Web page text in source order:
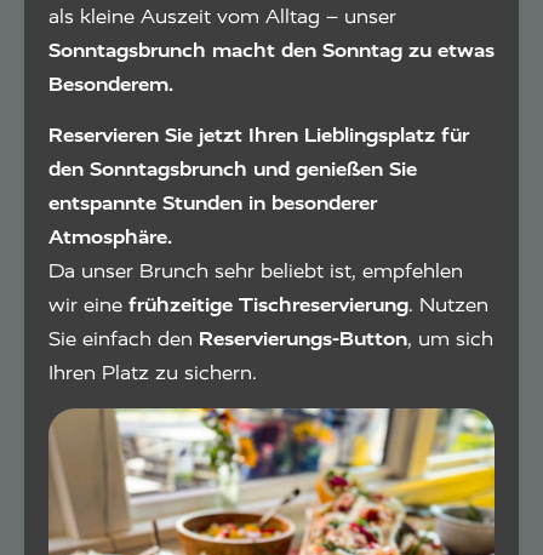
als kleine Auszeit vom Alltag – unser
Sonntagsbrunch macht den Sonntag zu etwas
Besonderem.
Reservieren Sie jetzt Ihren Lieblingsplatz für
den Sonntagsbrunch und genießen Sie
entspannte Stunden in besonderer
Atmosphäre.
Da unser Brunch sehr beliebt ist, empfehlen
wir eine frühzeitige Tischreservierung. Nutzen
Sie einfach den Reservierungs-Button, um sich
Ihren Platz zu sichern.